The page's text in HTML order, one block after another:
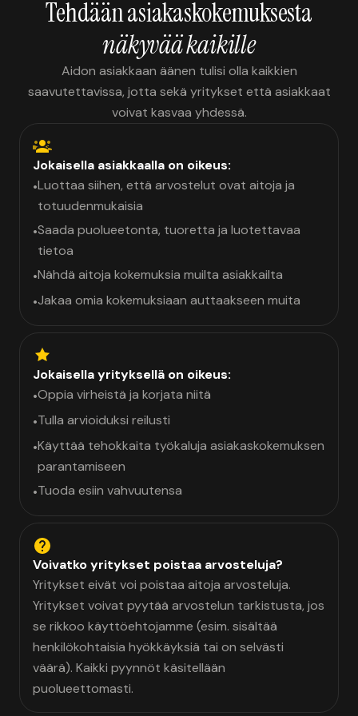
Tehdään asiakaskokemuksesta
näkyvää kaikille
Aidon asiakkaan äänen tulisi olla kaikkien
saavutettavissa, jotta sekä yritykset että asiakkaat
voivat kasvaa yhdessä.
Jokaisella asiakkaalla on oikeus:
•Luottaa siihen, että arvostelut ovat aitoja ja
totuudenmukaisia
•Saada puolueetonta, tuoretta ja luotettavaa
tietoa
•Nähdä aitoja kokemuksia muilta asiakkailta
•Jakaa omia kokemuksiaan auttaakseen muita
Jokaisella yrityksellä on oikeus:
•Oppia virheistä ja korjata niitä
•Tulla arvioiduksi reilusti
•Käyttää tehokkaita työkaluja asiakaskokemuksen
parantamiseen
•Tuoda esiin vahvuutensa
Voivatko yritykset poistaa arvosteluja?
Yritykset eivät voi poistaa aitoja arvosteluja.
Yritykset voivat pyytää arvostelun tarkistusta, jos
se rikkoo käyttöehtojamme (esim. sisältää
henkilökohtaisia hyökkäyksiä tai on selvästi
väärä). Kaikki pyynnöt käsitellään
puolueettomasti.